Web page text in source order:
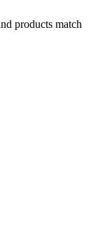
products match